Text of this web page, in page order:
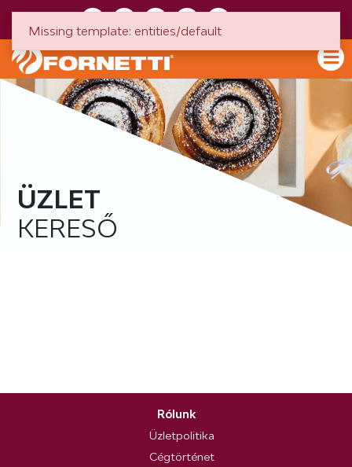
ÜZLET
KERESŐ
Rólunk
Üzletpolitika
Cégtörténet
Missing template: entities/default